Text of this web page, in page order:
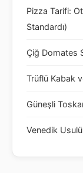
Pizza Tarifi:
Standardı)
Çiğ Domates
Trüflü Kabak
Güneşli
Venedik